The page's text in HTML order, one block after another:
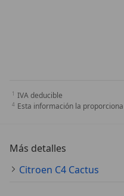
IVA deducible
Esta información la
Más detalles
Citroen C4 Cactus